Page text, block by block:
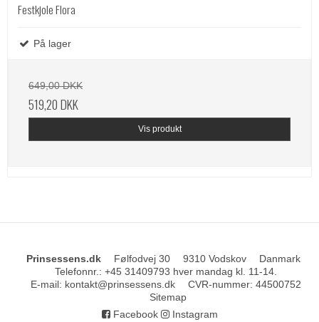
Festkjole Flora
På lager
649,00 DKK
519,20 DKK
Vis produkt
Prinsessens.dk Følfodvej 30 9310 Vodskov
Danmark
Telefonnr. : +45 31409793 hver mandag kl. 11-14.
E-mail: kontakt@prinsessens.dk CVR-nummer: 44500752
Sitemap
Facebook
Instagram